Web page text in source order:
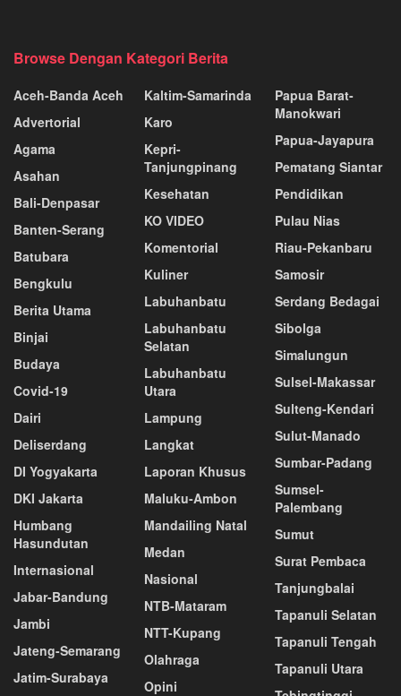
Browse Dengan Kategori Berita
Aceh-Banda Aceh
Advertorial
Agama
Asahan
Bali-Denpasar
Banten-Serang
Batubara
Bengkulu
Berita Utama
Binjai
Budaya
Covid-19
Dairi
Deliserdang
DI Yogyakarta
DKI Jakarta
Humbang
Hasundutan
Internasional
Jabar-Bandung
Jambi
Jateng-Semarang
Jatim-Surabaya
Kaltim-Samarinda
Karo
Kepri-
Tanjungpinang
Kesehatan
KO VIDEO
Komentorial
Kuliner
Labuhanbatu
Labuhanbatu
Selatan
Labuhanbatu
Utara
Lampung
Langkat
Laporan Khusus
Maluku-Ambon
Mandailing Natal
Medan
Nasional
NTB-Mataram
NTT-Kupang
Olahraga
Opini
Papua Barat-
Manokwari
Papua-Jayapura
Pematang Siantar
Pendidikan
Pulau Nias
Riau-Pekanbaru
Samosir
Serdang Bedagai
Sibolga
Simalungun
Sulsel-Makassar
Sulteng-Kendari
Sulut-Manado
Sumbar-Padang
Sumsel-
Palembang
Sumut
Surat Pembaca
Tanjungbalai
Tapanuli Selatan
Tapanuli Tengah
Tapanuli Utara